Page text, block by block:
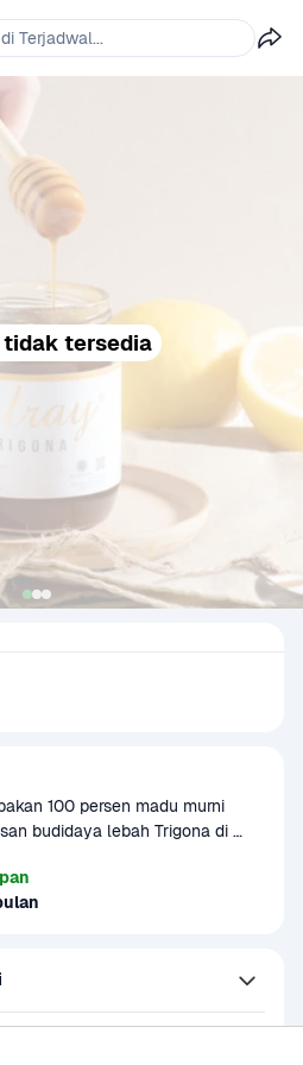
tidak tersedia
100 persen madu murni
budidaya lebah Trigona di
dengan standar panen
menghasilkan madu
tetapi juga mendukung
Terjadwal...